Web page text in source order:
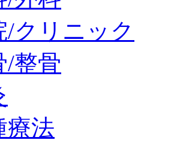
/クリニック
/整骨
療法